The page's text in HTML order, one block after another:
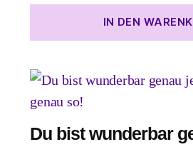
IN DEN
Du bist wunderbar